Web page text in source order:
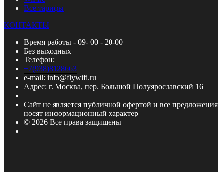
Все тарифы
КОНТАКТЫ
Время работы - 09- 00 - 20-00
Без выходных
Телефон:
+7(938)8128663
e-mail: info@flywifi.ru
Адрес: г. Москва, пер. Большой Полуярославский 16
Сайт не является публичной офертой и все предложения
носят информационный характер
© 2026 Все права защищены